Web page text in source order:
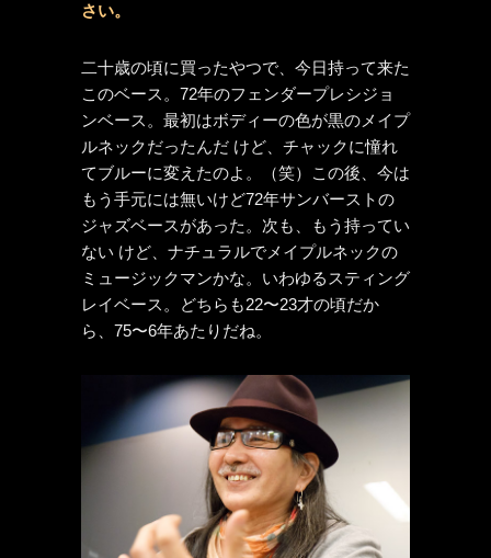
さい。
二十歳の頃に買ったやつで、今日持って来た
このベース。72年のフェンダープレシジョ
ンベース。最初はボディーの色が黒のメイプ
ルネックだったんだ けど、チャックに憧れ
てブルーに変えたのよ。（笑）この後、今は
もう手元には無いけど72年サンバーストの
ジャズベースがあった。次も、もう持ってい
ない けど、ナチュラルでメイプルネックの
ミュージックマンかな。いわゆるスティング
レイベース。どちらも22〜23才の頃だか
ら、75〜6年あたりだね。